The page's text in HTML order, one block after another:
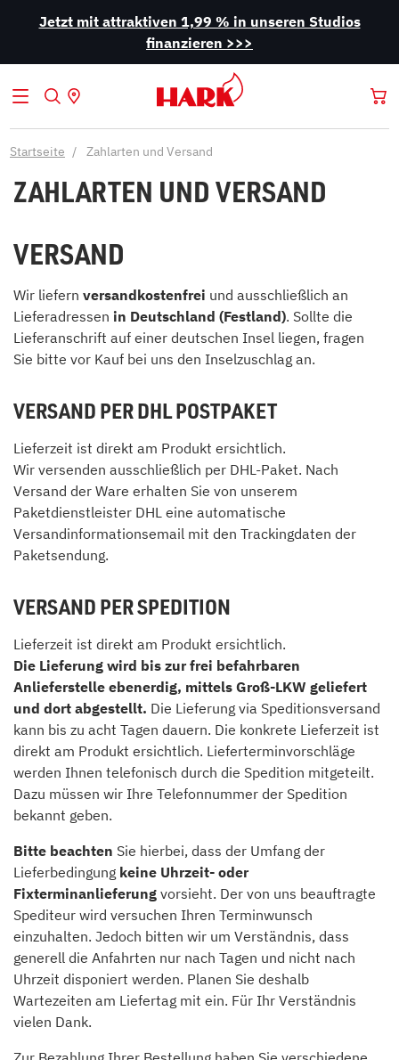
Jetzt mit attraktiven 1,99 % in unseren Studios
finanzieren >>>
Startseite Zahlarten und Versand
ZAHLARTEN UND VERSAND
VERSAND
Wir liefern versandkostenfrei und ausschließlich an
Lieferadressen in Deutschland (Festland). Sollte die
Lieferanschrift auf einer deutschen Insel liegen, fragen
Sie bitte vor Kauf bei uns den Inselzuschlag an.
VERSAND PER DHL POSTPAKET
Lieferzeit ist direkt am Produkt ersichtlich.
Wir versenden ausschließlich per DHL-Paket. Nach
Versand der Ware erhalten Sie von unserem
Paketdienstleister DHL eine automatische
Versandinformationsemail mit den Trackingdaten der
Paketsendung.
VERSAND PER SPEDITION
Lieferzeit ist direkt am Produkt ersichtlich.
Die Lieferung wird bis zur frei befahrbaren
Anlieferstelle ebenerdig, mittels Groß-LKW geliefert
und dort abgestellt. Die Lieferung via Speditionsversand
kann bis zu acht Tagen dauern. Die konkrete Lieferzeit ist
direkt am Produkt ersichtlich. Lieferterminvorschläge
werden Ihnen telefonisch durch die Spedition mitgeteilt.
Dazu müssen wir Ihre Telefonnummer der Spedition
bekannt geben.
Bitte beachten Sie hierbei, dass der Umfang der
Lieferbedingung keine Uhrzeit- oder
Fixterminanlieferung vorsieht. Der von uns beauftragte
Spediteur wird versuchen Ihren Terminwunsch
einzuhalten. Jedoch bitten wir um Verständnis, dass
generell die Anfahrten nur nach Tagen und nicht nach
Uhrzeit disponiert werden. Planen Sie deshalb
Wartezeiten am Liefertag mit ein. Für Ihr Verständnis
vielen Dank.